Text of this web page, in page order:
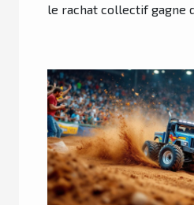
le rachat collectif gagne